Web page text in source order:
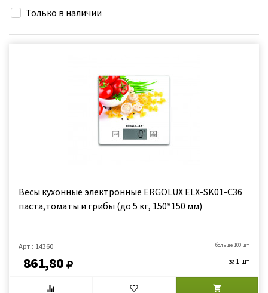
Только в наличии
Весы кухонные электронные ERGOLUX ELX-SK01-С36
паста,томаты и грибы (до 5 кг, 150*150 мм)
Арт.: 14360
861,80
больше 100 шт
за 1 шт